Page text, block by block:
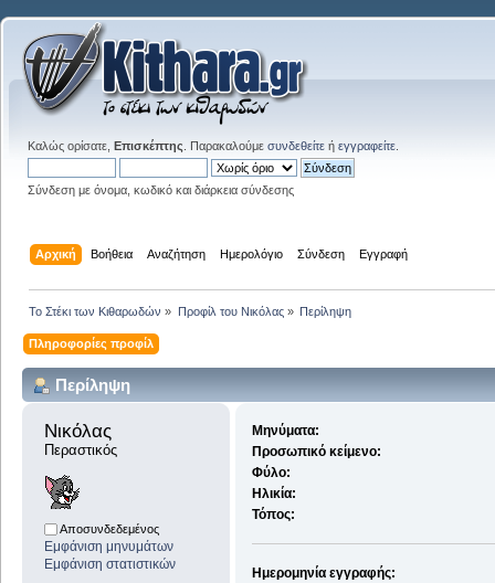
Καλώς ορίσατε, Επισκέπτης . Παρακαλούμε συνδεθείτε ή εγγραφείτε
Σύνδεση με όνομα, κωδικό και διάρκεια σύνδεσης
Αρχική Βοήθεια Αναζήτηση Ημερολόγιο Σύνδεση Εγγραφή
Το Στέκι των Κιθαρωδών » Προφίλ του Νικόλας» Περίληψη
Πληροφορίες προφίλ
Περίληψη
Νικόλας
Περαστικός
Αποσυνδεδεμένος
Εμφάνιση μηνυμάτων
Εμφάνιση στατιστικών
Μηνύματα:
Προσωπικό κείμενο:
Φύλο:
Ηλικία:
Τόπος:
Ημερομηνία εγγραφής: